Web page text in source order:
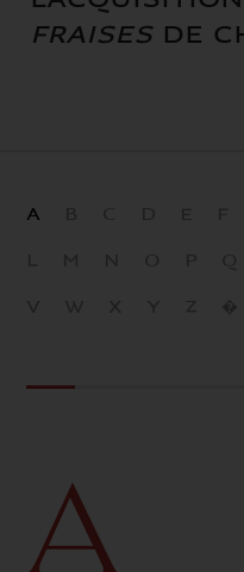
fraises de
A
A